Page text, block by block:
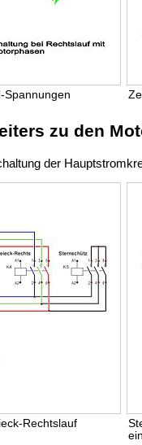
Spannungen
zu den
der
Rechtslauf